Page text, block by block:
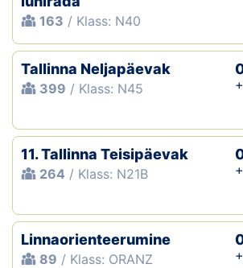
163 / Klass: N40
Tallinna Neljapäevak
399 / Klass: N45
11. Tallinna Teisipäevak
264 / Klass: N21B
Linnaorienteerumine
89 / Klass: ORANZ